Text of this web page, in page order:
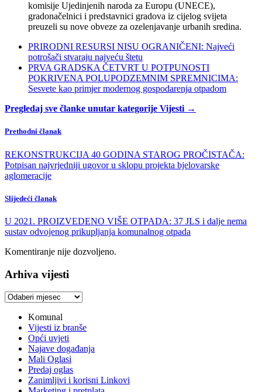
komisije Ujedinjenih naroda za Europu (UNECE),
gradonačelnici i predstavnici gradova iz cijelog svijeta
preuzeli su nove obveze za ozelenjavanje urbanih sredina.
PRIRODNI RESURSI NISU OGRANIČENI: Najveći
potrošači stvaraju najveću štetu
PRVA GRADSKA ČETVRT U POTPUNOSTI
POKRIVENA POLUPODZEMNIM SPREMNICIMA:
Sesvete kao primjer modernog gospodarenja otpadom
Pregledaj sve članke unutar kategorije Vijesti →
Prethodni članak
REKONSTRUKCIJA 40 GODINA STAROG PROČISTAČA:
Potpisan najvrjedniji ugovor u sklopu projekta bjelovarske
aglomeracije
Slijedeći članak
U 2021. PROIZVEDENO VIŠE OTPADA: 37 JLS i dalje nema
sustav odvojenog prikupljanja komunalnog otpada
Komentiranje nije dozvoljeno.
Arhiva vijesti
Arhiva
Komunal
Vijesti iz branše
Opći uvjeti
Najave događanja
Mali Oglasi
Predaj oglas
Zanimljivi i korisni Linkovi